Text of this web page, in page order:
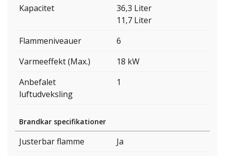
Kapacitet
36,3 Liter
11,7 Liter
Flammeniveauer
6
Varmeeffekt (Max.)
18 kW
Anbefalet
luftudveksling
1
Brandkar specifikationer
Justerbar flamme
Ja